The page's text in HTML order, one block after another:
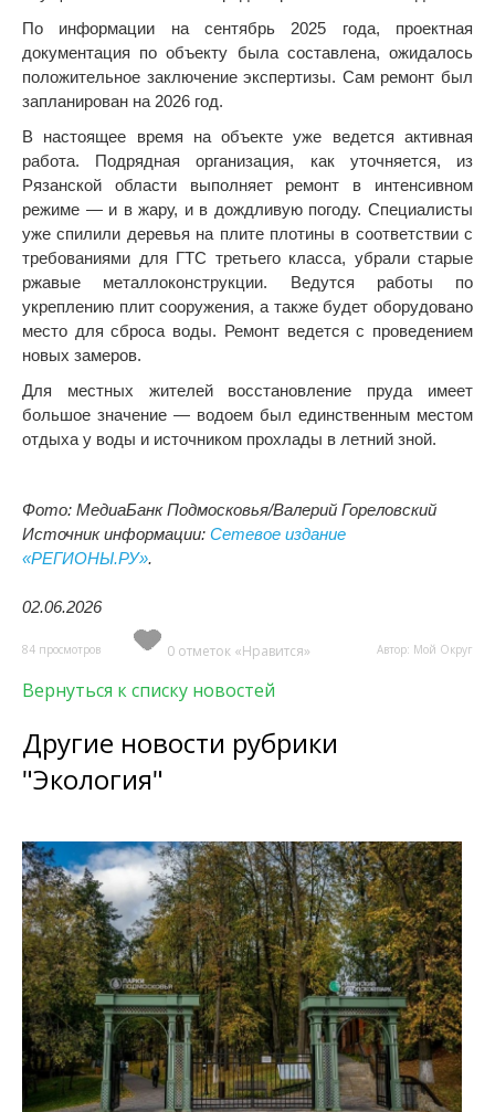
По информации на сентябрь 2025 года, проектная
документация по объекту была составлена, ожидалось
положительное заключение экспертизы. Сам ремонт был
запланирован на 2026 год.
В настоящее время на объекте уже ведется активная
работа. Подрядная организация, как уточняется, из
Рязанской области выполняет ремонт в интенсивном
режиме — и в жару, и в дождливую погоду. Специалисты
уже спилили деревья на плите плотины в соответствии с
требованиями для ГТС третьего класса, убрали старые
ржавые металлоконструкции. Ведутся работы по
укреплению плит сооружения, а также будет оборудовано
место для сброса воды. Ремонт ведется с проведением
новых замеров.
Для местных жителей восстановление пруда имеет
большое значение — водоем был единственным местом
отдыха у воды и источником прохлады в летний зной.
Фото: МедиаБанк Подмосковья/Валерий Гореловский
Источник информации: Сетевое издание
«РЕГИОНЫ.РУ».
02.06.2026
84 просмотров 0 отметок «Нравится» Автор: Мой Округ
Вернуться к списку новостей
Другие новости рубрики
"Экология"